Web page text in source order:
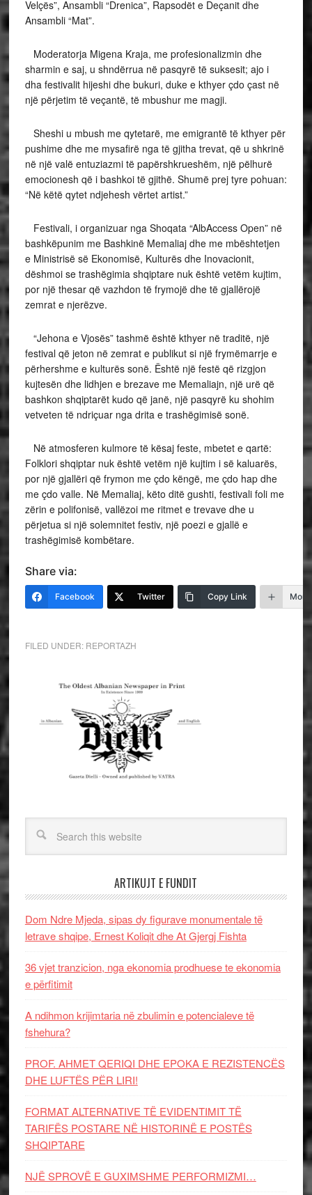
Velçës”, Ansambli “Drenica”, Rapsodët e Deçanit dhe
Ansambli “Mat”.
Moderatorja Migena Kraja, me profesionalizmin dhe
sharmin e saj, u shndërrua në pasqyrë të suksesit; ajo i
dha festivalit hijeshi dhe bukuri, duke e kthyer çdo çast në
një përjetim të veçantë, të mbushur me magji.
Sheshi u mbush me qytetarë, me emigrantë të kthyer për
pushime dhe me mysafirë nga të gjitha trevat, që u shkrinë
në një valë entuziazmi të papërshkrueshëm, një pëlhurë
emocionesh që i bashkoi të gjithë. Shumë prej tyre pohuan:
“Në këtë qytet ndjehesh vërtet artist.”
Festivali, i organizuar nga Shoqata “AlbAccess Open” në
bashkëpunim me Bashkinë Memaliaj dhe me mbështetjen
e Ministrisë së Ekonomisë, Kulturës dhe Inovacionit,
dëshmoi se trashëgimia shqiptare nuk është vetëm kujtim,
por një thesar që vazhdon të frymojë dhe të gjallërojë
zemrat e njerëzve.
“Jehona e Vjosës” tashmë është kthyer në traditë, një
festival që jeton në zemrat e publikut si një frymëmarrje e
përhershme e kulturës sonë. Është një festë që rizgjon
kujtesën dhe lidhjen e brezave me Memaliajn, një urë që
bashkon shqiptarët kudo që janë, një pasqyrë ku shohim
vetveten të ndriçuar nga drita e trashëgimisë sonë.
Në atmosferen kulmore të kësaj feste, mbetet e qartë:
Folklori shqiptar nuk është vetëm një kujtim i së kaluarës,
por një gjallëri që frymon me çdo këngë, me çdo hap dhe
me çdo valle. Në Memaliaj, këto ditë gushti, festivali foli me
zërin e polifonisë, vallëzoi me ritmet e trevave dhe u
përjetua si një solemnitet festiv, një poezi e gjallë e
trashëgimisë kombëtare.
Share via:
Facebook Twitter Copy Link More
FILED UNDER: REPORTAZH
ARTIKUJT E FUNDIT
Dom Ndre Mjeda, sipas dy figurave monumentale të
letrave shqipe, Ernest Koliqit dhe At Gjergj Fishta
36 vjet tranzicion, nga ekonomia prodhuese te ekonomia
e përfitimit
A ndihmon krijimtaria në zbulimin e potencialeve të
fshehura?
PROF. AHMET QERIQI DHE EPOKA E REZISTENCЁS
DHE LUFTЁS PЁR LIRI!
FORMAT ALTERNATIVE TË EVIDENTIMIT TË
TARIFËS POSTARE NË HISTORINË E POSTËS
SHQIPTARE
NJË SPROVË E GUXIMSHME PERFORMIZMI…